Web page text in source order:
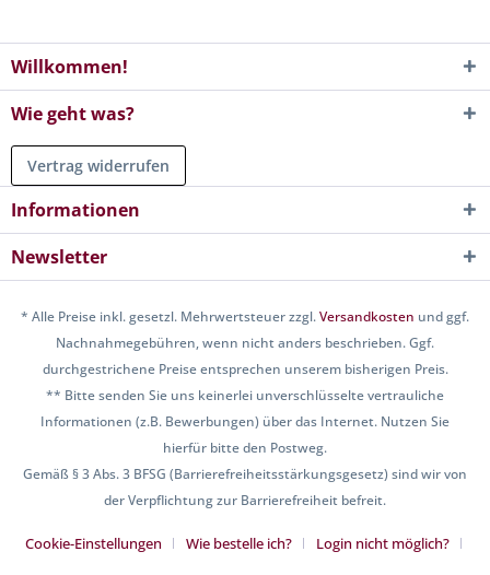
Willkommen!
Wie geht was?
Vertrag widerrufen
Informationen
Newsletter
* Alle Preise inkl. gesetzl. Mehrwertsteuer zzgl.Versandkosten und ggf.
Nachnahmegebühren, wenn nicht anders beschrieben. Ggf.
durchgestrichene Preise entsprechen unserem bisherigen Preis.
** Bitte senden Sie uns keinerlei unverschlüsselte vertrauliche
Informationen (z.B. Bewerbungen) über das Internet. Nutzen Sie
hierfür bitte den Postweg.
Gemäß § 3 Abs. 3 BFSG (Barrierefreiheitsstärkungsgesetz) sind wir von
der Verpflichtung zur Barrierefreiheit befreit.
Cookie-Einstellungen Wie bestelle ich?
Login nicht möglich?